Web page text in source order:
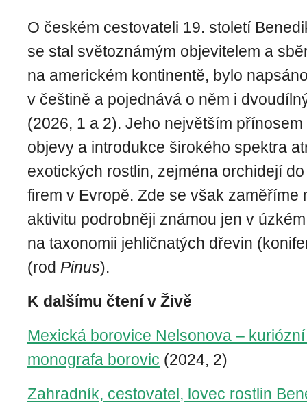
O českém cestovateli 19. století
se stal světoznámým objevitelem a
na americkém kontinentě, bylo
v češtině a pojednává o něm i
(2026, 1 a 2). Jeho největším
objevy a introdukce širokého spektra
exotických rostlin, zejména orchidejí
firem v Evropě. Zde se však zaměříme
aktivitu podrobněji známou jen v
na taxonomii jehličnatých dřevin
(rod Pinus).
K dalšímu čtení v Živě
Mexická borovice Nelsonova –
monografa borovic (2024, 2)
Zahradník, cestovatel, lovec rostlin